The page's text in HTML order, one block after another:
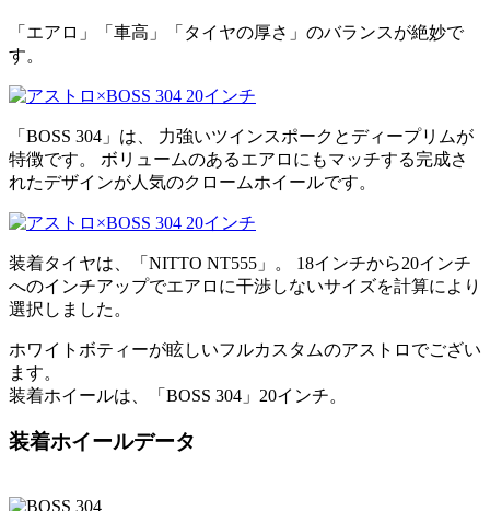
「エアロ」「車高」「タイヤの厚さ」のバランスが絶妙で
す。
「BOSS 304」は、 力強いツインスポークとディープリムが
特徴です。 ボリュームのあるエアロにもマッチする完成さ
れたデザインが人気のクロームホイールです。
装着タイヤは、「NITTO NT555」。 18インチから20インチ
へのインチアップでエアロに干渉しないサイズを計算により
選択しました。
ホワイトボティーが眩しいフルカスタムのアストロでござい
ます。
装着ホイールは、「BOSS 304」20インチ。
装着ホイールデータ